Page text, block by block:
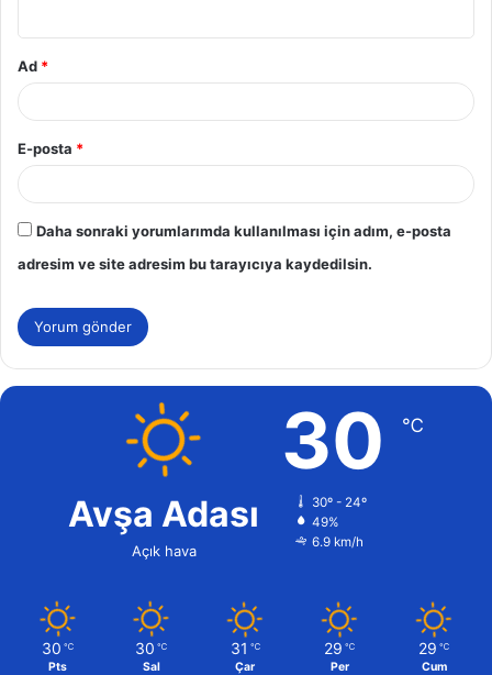
Ad *
E-posta *
Daha sonraki yorumlarımda kullanılması için adım, e-posta
adresim ve site adresim bu tarayıcıya kaydedilsin.
Avşa Adası
Açık hava
30 ℃
30º - 24º
49%
6.9 km/h
30 ℃
Pts
30 ℃
Sal
31 ℃
Çar
29 ℃
Per
29 ℃
Cum